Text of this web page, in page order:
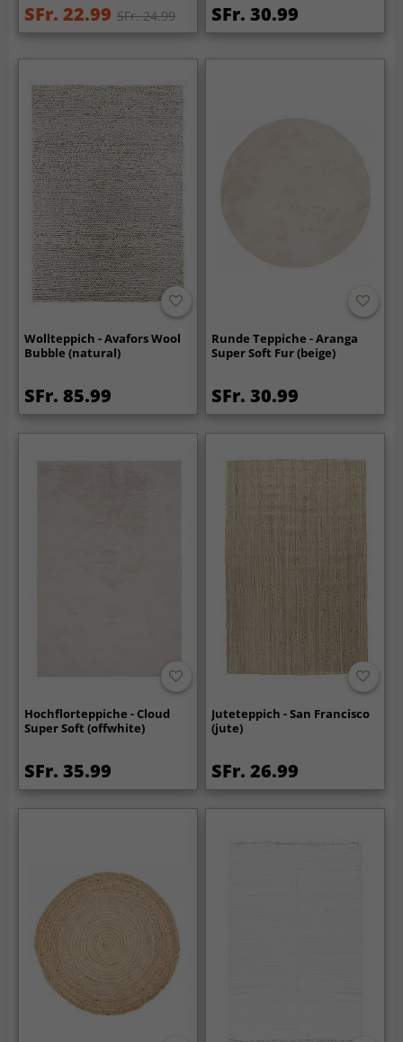
SFr. 22.99 SFr. 24.99 SFr. 30.99
Wollteppich - Avafors Wool
Bubble (natural)
SFr. 85.99
Runde Teppiche - Aranga
Super Soft Fur (beige)
SFr. 30.99
Hochflorteppiche - Cloud
Super Soft (offwhite)
SFr. 35.99
Juteteppich - San Francisco
(jute)
SFr. 26.99